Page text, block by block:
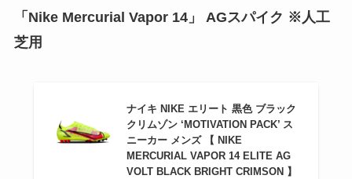
「Nike Mercurial Vapor 14」 AGスパイク ※人工
芝用
ナイキ NIKE エリート 黒色 ブラック
クリムゾン ‘MOTIVATION PACK’ ス
ニーカー メンズ 【 NIKE
MERCURIAL VAPOR 14 ELITE AG
VOLT BLACK BRIGHT CRIMSON 】